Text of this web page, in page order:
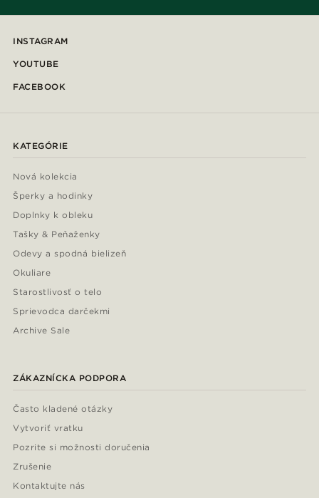
INSTAGRAM
YOUTUBE
FACEBOOK
KATEGÓRIE
Nová kolekcia
Šperky a hodinky
Doplnky k obleku
Tašky & Peňaženky
Odevy a spodná bielizeň
Okuliare
Starostlivosť o telo
Sprievodca darčekmi
Archive Sale
ZÁKAZNÍCKA PODPORA
Často kladené otázky
Vytvoriť vratku
Pozrite si možnosti doručenia
Zrušenie
Kontaktujte nás